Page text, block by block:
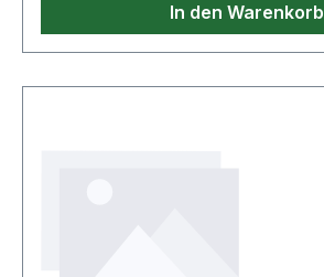
In den Warenkorb